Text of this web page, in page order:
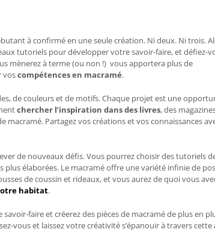
à confirmé en une seule création. Ni deux. Ni trois.
tutoriels pour développer votre savoir-faire, et défiez-
mènerez à terme (ou non !) vous apportera plus de
voscompétences en macramé.
de couleurs et de motifs. Chaque projet est une
chercher l’inspiration dans des livres, des
Partagez vos créations et vos connaissances
de nouveaux défis. Vous pourrez choisir des tutoriels
élaborées. Le macramé offre une variété infinie de
de coussin et rideaux, et vous aurez de quoi vous
habitat.
faire et créerez des pièces de macramé de plus en
vous et laissez votre créativité s’épanouir à travers cette